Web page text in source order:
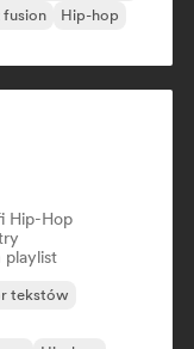
fusion
Hip-hop
Hip-Hop
playlist
tekstów